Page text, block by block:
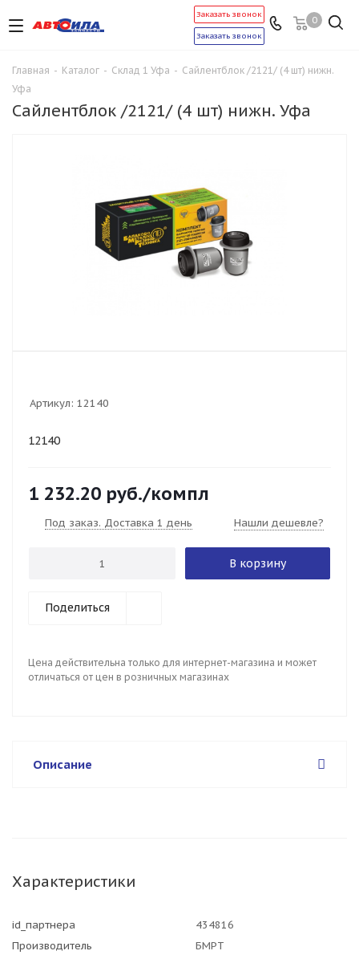
0
Заказать звонок
Заказать звонок
Главная - Каталог - Склад 1 Уфа - Сайлентблок /2121/ (4 шт) нижн.
Уфа
Сайлентблок /2121/ (4 шт) нижн. Уфа
Артикул: 12140
12140
1 232.20 руб./компл
Под заказ. Доставка 1 день Нашли дешевле?
В корзину
Поделиться
Цена действительна только для интернет-магазина и может
отличаться от цен в розничных магазинах
Описание
Характеристики
id_партнера
434816
Производитель
БМРТ